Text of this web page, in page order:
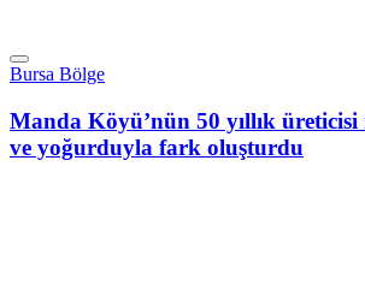
Bursa Bölge
Manda Köyü’nün 50 yıllık üreticisi
ve yoğurduyla fark oluşturdu